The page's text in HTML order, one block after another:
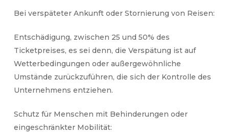
Bei verspäteter Ankunft oder Stornierung von Reisen:
Entschädigung, zwischen 25 und 50% des
Ticketpreises, es sei denn, die Verspätung ist auf
Wetterbedingungen oder außergewöhnliche
Umstände zurückzuführen, die sich der Kontrolle des
Unternehmens entziehen.
Schutz für Menschen mit Behinderungen oder
eingeschränkter Mobilität: